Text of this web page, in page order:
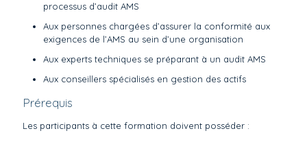
processus d’audit AMS
Aux personnes chargées d’assurer la conformité aux
exigences de l’AMS au sein d’une organisation
Aux experts techniques se préparant à un audit AMS
Aux conseillers spécialisés en gestion des actifs
Prérequis
Les participants à cette formation doivent posséder :